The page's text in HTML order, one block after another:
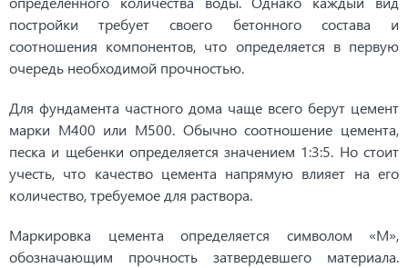
постройки требует своего бетонного состава и
соотношения компонентов, что определяется в первую
очередь необходимой прочностью.
Для фундамента частного дома чаще всего берут цемент
марки М400 или М500. Обычно соотношение цемента,
песка и щебенки определяется значением 1:3:5. Но стоит
учесть, что качество цемента напрямую влияет на его
количество, требуемое для раствора.
Маркировка цемента определяется символом «М»,
обозначающим прочность затвердевшего материала.